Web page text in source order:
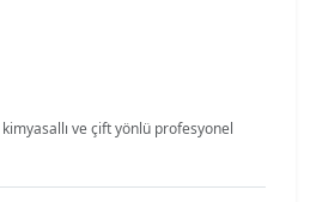
ve çift yönlü profesyonel